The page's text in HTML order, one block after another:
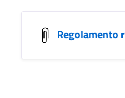
Regolamento